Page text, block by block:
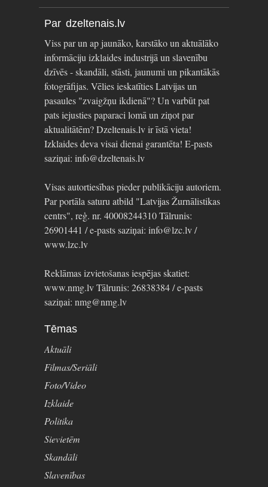
Par dzeltenais.lv
Viss par un ap jaunāko, karstāko un aktuālāko
informāciju izklaides industrijā un slavenību
dzīvēs - skandāli, stāsti, jaunumi un pikantākās
fotogrāfijas. Vēlies ieskatīties Latvijas un
pasaules "zvaigžņu ikdienā"? Un varbūt pat
pats iejusties paparaci lomā un ziņot par
aktualitātēm? Dzeltenais.lv ir īstā vieta!
Izklaides deva visai dienai garantēta! E-pasts
saziņai: info@dzeltenais.lv
Visas autortiesības pieder publikāciju autoriem.
Par portāla saturu atbild "Latvijas Žurnālistikas
centrs", reģ. nr. 40008244310 Tālrunis:
26901441 / e-pasts saziņai: info@lzc.lv /
www.lzc.lv
Reklāmas izvietošanas iespējas skatiet:
www.nmg.lv Tālrunis: 26838384 / e-pasts
saziņai: nmg@nmg.lv
Tēmas
Aktuāli
Filmas/Seriāli
Foto/Video
Izklaide
Politika
Sievietēm
Skandāli
Slavenības